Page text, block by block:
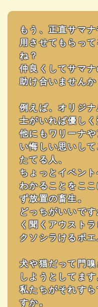
もう、正直サマ
用させてもらっ
ね？
仲良くしてサマ
助け合いませんか
例えば、オリジ
士がいれば優しく
他にもワリーナ
い悔しい思いし
たてる人、
ちょっとイベン
わかることをこ
ず放置の畜生。
どっちがいいで
く聞くアウストラ
クソシラけるポエ
犬や猫だって門
しようとしてます
私たちがそれす
すか。